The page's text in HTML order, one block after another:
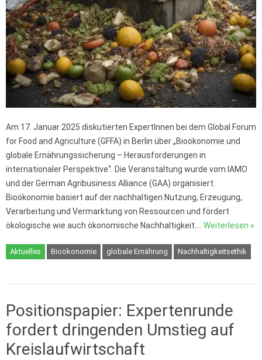
Am 17. Januar 2025 diskutierten ExpertInnen bei dem Global Forum
for Food and Agriculture (GFFA) in Berlin über „Bioökonomie und
globale Ernährungssicherung – Herausforderungen in
internationaler Perspektive“. Die Veranstaltung wurde vom IAMO
und der German Agribusiness Alliance (GAA) organisiert.
Bioökonomie basiert auf der nachhaltigen Nutzung, Erzeugung,
Verarbeitung und Vermarktung von Ressourcen und fördert
ökologische wie auch ökonomische Nachhaltigkeit.… Weiterlesen »
Aktuelles Bioökonomie globale Ernährung Nachhaltigkeitsethik
Positionspapier: Expertenrunde
fordert dringenden Umstieg auf
Kreislaufwirtschaft